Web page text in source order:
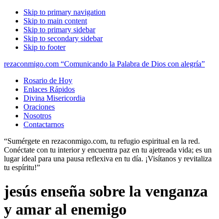
Skip to primary navigation
Skip to main content
Skip to primary sidebar
Skip to secondary sidebar
Skip to footer
rezaconmigo.com “Comunicando la Palabra de Dios con alegría”
Rosario de Hoy
Enlaces Rápidos
Divina Misericordia
Oraciones
Nosotros
Contactarnos
“Sumérgete en rezaconmigo.com, tu refugio espiritual en la red.
Conéctate con tu interior y encuentra paz en tu ajetreada vida; es un
lugar ideal para una pausa reflexiva en tu día. ¡Visítanos y revitaliza
tu espíritu!”
jesús enseña sobre la venganza
y amar al enemigo